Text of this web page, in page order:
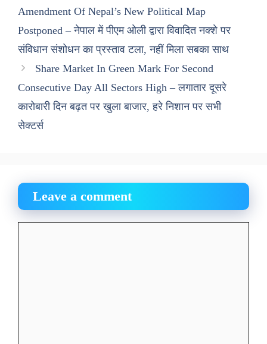
Amendment Of Nepal’s New Political Map
Postponed – नेपाल में पीएम ओली द्वारा विवादित नक्शे पर
संविधान संशोधन का प्रस्ताव टला, नहीं मिला सबका साथ
Share Market In Green Mark For Second
Consecutive Day All Sectors High – लगातार दूसरे
कारोबारी दिन बढ़त पर खुला बाजार, हरे निशान पर सभी
सेक्टर्स
Leave a comment